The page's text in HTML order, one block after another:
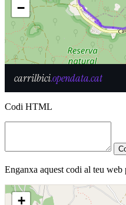
Codi HTML
Enganxa aquest codi al teu
+